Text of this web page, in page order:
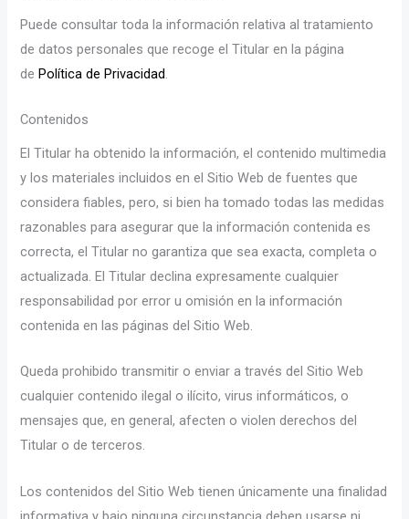
Puede consultar toda la información relativa al tratamiento
de datos personales que recoge el Titular en la página
dePolítica de Privacidad
Contenidos
El Titular ha obtenido la información, el contenido multimedia
y los materiales incluidos en el Sitio Web de fuentes que
considera fiables, pero, si bien ha tomado todas las medidas
razonables para asegurar que la información contenida es
correcta, el Titular no garantiza que sea exacta, completa o
actualizada. El Titular declina expresamente cualquier
responsabilidad por error u omisión en la información
contenida en las páginas del Sitio Web.
Queda prohibido transmitir o enviar a través del Sitio Web
cualquier contenido ilegal o ilícito, virus informáticos, o
mensajes que, en general, afecten o violen derechos del
Titular o de terceros.
Los contenidos del Sitio Web tienen únicamente una finalidad